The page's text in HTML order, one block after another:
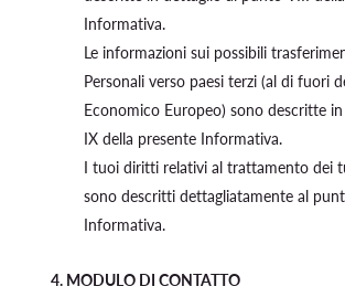
Informativa.
Le informazioni sui possibili
Personali verso paesi terzi (al di fuori
Economico Europeo) sono descritte
IX della presente Informativa.
I tuoi diritti relativi al trattamento dei
sono descritti dettagliatamente al
Informativa.
4. MODULO DI CONTATTO